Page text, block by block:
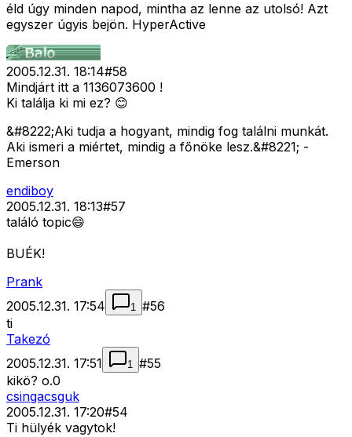
éld úgy minden napod, mintha az lenne az utolsó! Azt
egyszer úgyis bejön. HyperActive
2005.12.31. 18:14#58
Mindjárt itt a 1136073600 !
Ki találja ki mi ez? 😊
&#8222;Aki tudja a hogyant, mindig fog találni munkát.
Aki ismeri a miértet, mindig a főnöke lesz.&#8221; -
Emerson
endiboy
2005.12.31. 18:13#57
találó topic😄
BUÉK!
Prank
2005.12.31. 17:54
1 #56
ti
Takezó
2005.12.31. 17:51
1 #55
kikö? o.0
csingacsguk
2005.12.31. 17:20#54
Ti hülyék vagytok!